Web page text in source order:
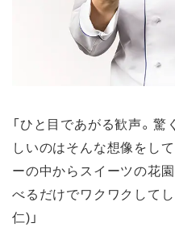
「ひと目であがる歓声。
しいのはそんな想像をし
ーの中からスイーツの花
べるだけでワクワクして
仁)」